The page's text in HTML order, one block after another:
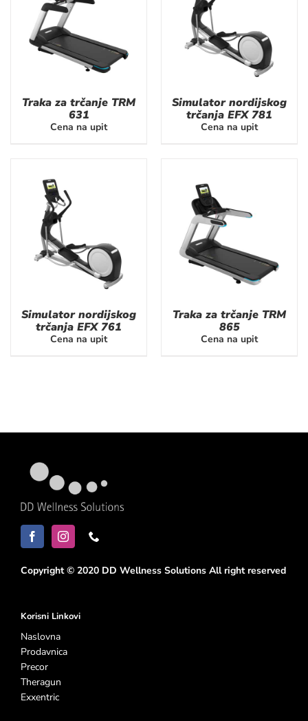
Traka za trčanje TRM
631
Cena na upit
Simulator nordijskog
trčanja EFX 781
Cena na upit
Simulator nordijskog
trčanja EFX 761
Cena na upit
Traka za trčanje TRM
865
Cena na upit
Copyright © 2020 DD Wellness Solutions All right reserved
Korisni Linkovi
Naslovna
Prodavnica
Precor
Theragun
Exxentric